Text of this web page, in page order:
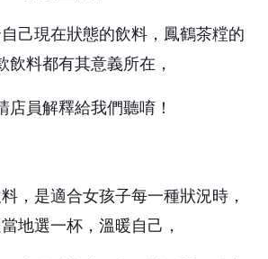
己現在狀態的飲料，鳳鶴茶糛的
飲料都有其意義所在，
店員解釋給我們聽唷！
，是適合女孩子每一種狀況時，
地選一杯，溫暖自己，